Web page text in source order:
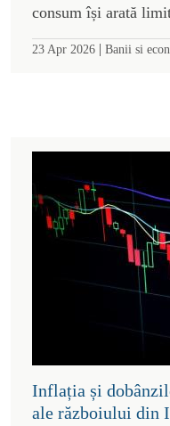
consum își arată
23 Apr 2026 | Banii si
Inflația și
ale războiului din